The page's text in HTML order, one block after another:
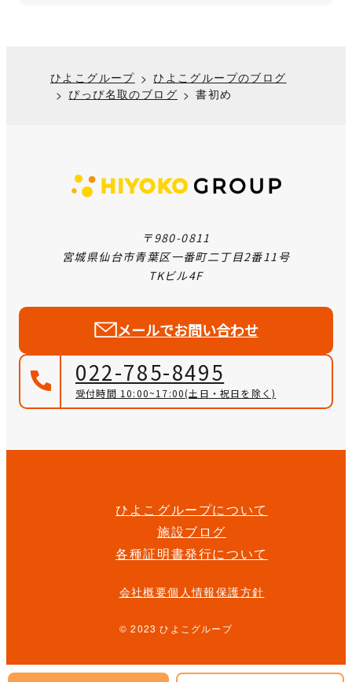
ひよこグループ
ひよこグループのブログ
ぴっぴ名取のブログ
書初め
〒980-0811
宮城県仙台市青葉区一番町二丁目2番11号
TKビル4F
メールでお問い合わせ
022-785-8495
受付時間 10:00~17:00(土日・祝日を除く)
ひよこグループについて
施設ブログ
各種証明書発行について
会社概要個人情報保護方針
© 2023 ひよこグループ